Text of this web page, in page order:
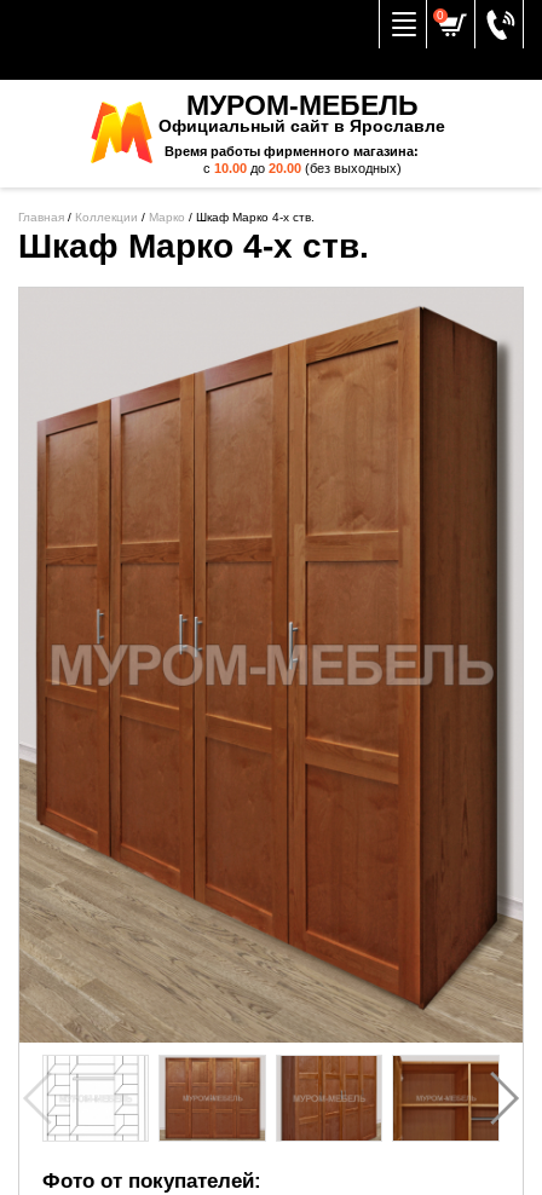
0
МУРОМ-МЕБЕЛЬ
Официальный сайт в Ярославле
Время работы фирменного магазина:
с 10.00до 20.00(без выходных)
Главная / Коллекции / Марко / Шкаф Марко 4-х ств.
Шкаф Марко 4-х ств.
Фото от покупателей: